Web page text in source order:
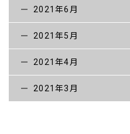
2021年6月
2021年5月
2021年4月
2021年3月